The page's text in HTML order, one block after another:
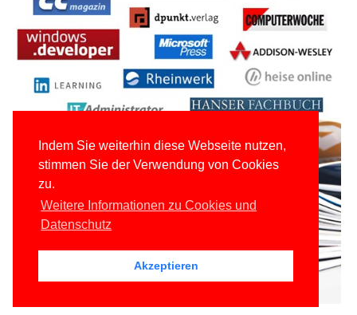
Indem Sie weiterhin diese Webseite nutzen,
stimmen Sie der Verwendung von Cookies
zu.
Weitere Informationen zu Cookies und
Datenschutz
Akzeptieren